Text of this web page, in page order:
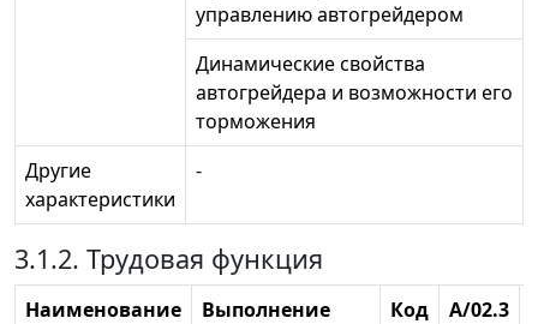
управлению автогрейдером
Динамические свойства
автогрейдера и возможности его
торможения
Другие
характеристики
-
3.1.2. Трудовая функция
Наименование
Выполнение
Код А/02.3